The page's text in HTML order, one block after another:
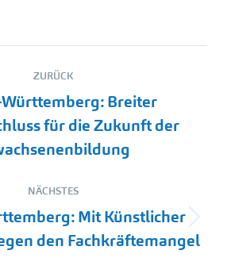
ZURÜCK
Vorheriger
Beitrag:
Breiter
für die Zukunft der
NÄCHSTES
Nächster
Beitrag:
Mit Künstlicher
den Fachkräftemangel